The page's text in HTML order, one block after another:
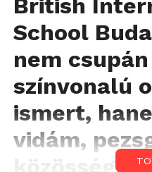
British
School
nem
színvonalú
ismert,
vidám,
közösségről